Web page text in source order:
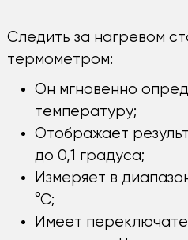
Следить за нагревом
термометром:
Он мгновенно
температуру;
Отображает
до 0,1 градуса;
Измеряет в
°С;
Имеет